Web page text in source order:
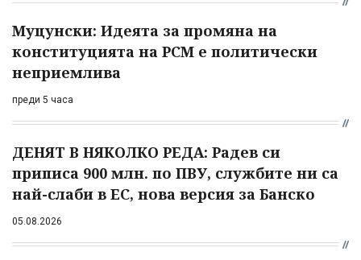
Муцунски: Идеята за промяна на
конституцията на РСМ е политически
неприемлива
преди 5 часа
ДЕНЯТ В НЯКОЛКО РЕДА: Радев си
приписа 900 млн. по ПВУ, службите ни са
най-слаби в ЕС, нова версия за Банско
05.08.2026